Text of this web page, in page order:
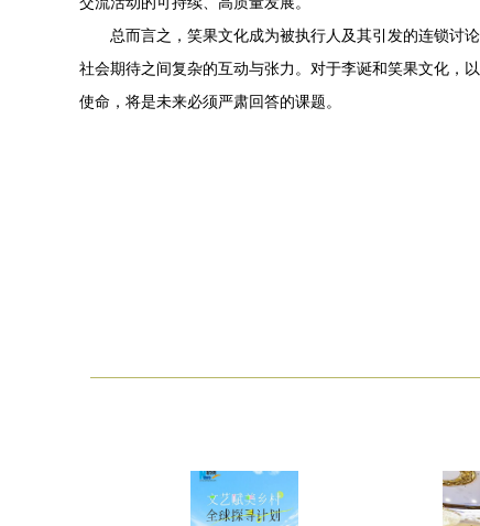
总而言之，笑果文化成为被执行人及其引发的连锁讨
社会期待之间复杂的互动与张力。对于李诞和笑果文化，
使命，将是未来必须严肃回答的课题。